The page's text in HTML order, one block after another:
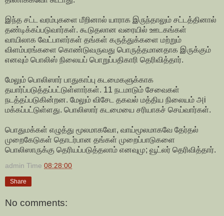
இந்த சட்ட வரம்புகளை மீறினால் யாராக இருந்தாலும் சட்டத்தினால்
தண்டிக்கப்படுவார்கள். கூடுதலான வரையில் ஊடகங்கள்
வாயிலாக வேட்பாளர்கள் தங்கள் கருத்துக்களை மற்றும்
விளம்பரங்களை கொண்டுவருவது பொருத்தமானதாக இருக்கும்
எனவும் பொலிஸ் நிலையப் பொறுப்பதிகாரி தெரிவித்தார்.
மேலும் பொலிஸார் பாதுகாப்பு கடமைகளுக்காக
தயார்ப்படுத்தப்பட்டுள்ளார்கள். 11 நடமாடும் சேவைகள்
நடத்தப்படுகின்றன. மேலும் விசேட தகவல் மத்திய நிலையம் அi
மக்கப்பட்டுள்ளது. பொலிஸார் கடமையை சரியாகச் செய்வார்கள்.
பொதுமக்கள் எழுத்து மூலமாகவோ, வாய்மூலமாகவே தேர்தல்
முறைகேடுகள் தொடர்பான தங்கள் முறைப்பாடுகளை
பொலிஸாருக்கு தெரியப்படுத்தலாம் எனவுமு; வூட்லர் தெரிவித்தார்.
admin Time 08:28:00
Share
No comments: